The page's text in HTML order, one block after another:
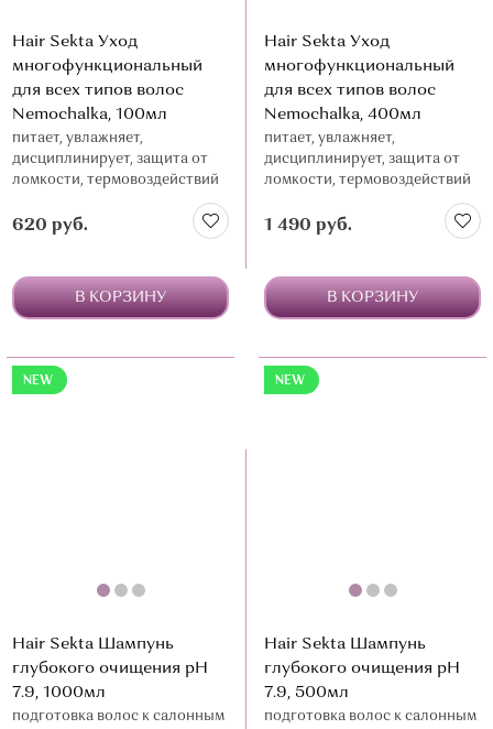
Hair Sekta Уход
многофункциональный
для всех типов волос
Nemochalka, 100мл
питает, увлажняет,
дисциплинирует, защита от
ломкости, термовоздействий
620 руб.
В КОРЗИНУ
Hair Sekta Уход
многофункциональный
для всех типов волос
Nemochalka, 400мл
питает, увлажняет,
дисциплинирует, защита от
ломкости, термовоздействий
1 490 руб.
В КОРЗИНУ
NEW
Hair Sekta Шампунь
глубокого очищения pH
7.9, 1000мл
подготовка волос к салонным
NEW
Hair Sekta Шампунь
глубокого очищения pH
7.9, 500мл
подготовка волос к салонным